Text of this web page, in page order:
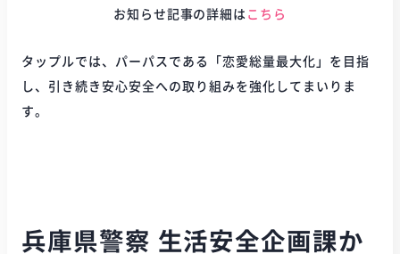
お知らせ記事の詳細は こちら
タップルでは、パーパスである「恋愛総量最大化」を目指
し、引き続き安心安全への取り組みを強化してまいりま
す。
兵庫県警察 生活安全企画課か